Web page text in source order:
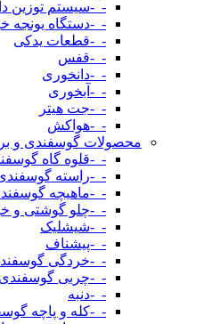
-_-سیستم توزین
-_-دستگاه یونجه
-_-قطعات یدکی
-_-قفس
-_-دانخوری
-_-آبخوری
-_-جت هیتر
-_-هواکش
محصولات گوسفندی و
-_-قلوه گاه
-_-راسته
-_-ماهیچه
-_-چلو گوشتی و
-_-شیشلیک
-_-پیشناف
-_-خردگی
-_-چربی گوسفندی
-_-دنبه
-_-کله و پاچه